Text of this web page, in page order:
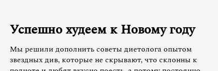
Успешно худеем к Новому году
Мы решили дополнить советы диетолога опытом
звездных див, которые не скрывают, что склонны к